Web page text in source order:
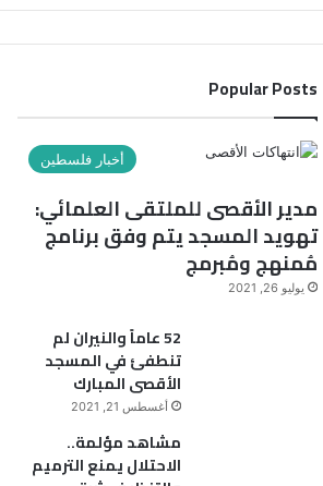
Popular Posts
أخبار فلسطين
مدير الأقصى للملتقى العلمائي:
تهويد المسجد يتم وفق برنامج
مُمنهج ومُبرمج
يوليو 26, 2021
52 عاماً والنيران لم
تنطفئ في المسجد
الأقصى المبارك
أغسطس 21, 2021
مشاهد مؤلمة..
الاحتلال يمنع الترميم